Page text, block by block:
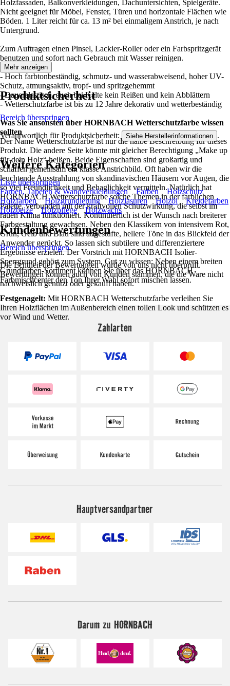
Holzfassaden, Balkonverkleidungen, Dachuntersichten, Spielgeräte.
Nicht geeignet für Möbel, Fenster, Türen und horizontale Flächen wie
Böden. 1 Liter reicht für ca. 13 m² bei einmaligem Anstrich, je nach
Untergrund.
Zum Auftragen einen Pinsel, Lackier-Roller oder ein Farbspritzgerät
benutzen und sofort nach Gebrauch mit Wasser reinigen.
- Hoch farbtonbeständig, schmutz- und wasserabweisend, hoher UV-
Schutz, atmungsaktiv, tropf- und spritzgehemmt
- Dauerelastisch, auch bei Kälte kein Reißen und kein Abblättern
- Wetterschutzfarbe ist bis zu 12 Jahre dekorativ und wetterbeständig
Was Sie ansonsten über HORNBACH Wetterschutzfarbe wissen
sollten
Der Name Wetterschutzfarbe ist nur die halbe Beschreibung für dieses
Produkt. Die andere Seite könnte mit gleicher Berechtigung „Make up
für dein Holz“ heißen. Beide Eigenschaften sind großartig und
schaffen gemeinsam ein klasse Anstrichbild. Oft haben wir die
leuchtende Ausstrahlung von skandinavischen Häusern vor Augen, die
so viel Freundlichkeit und Behaglichkeit vermitteln. Natürlich hat
HORNBACH Wetterschutzfarbe solche Themen in der farblichen
Palette, verbunden mit der kraftvollen Schutzwirkung, die selbst im
rauen Klima funktioniert. Kontinuierlich ist der Wunsch nach breiterer
Farbgestaltung gewachsen. Neben den Klassikern von intensivem Rot,
Grün, Gelb und Blau sind abgestufte, hellere Töne in das Blickfeld der
Anwender gerückt. So lassen sich subtilere und differenziertere
Ergebnisse erzielen. Der Vorstrich mit HORNBACH Isolier-
Sperrgrund gehört zum System. Gut zu wissen: Neben einem breiten
Grundfarben-Sortiment können Sie über das HORNBACH
Farbmischcenter den Ton Ihrer Wahl sofort mischen lassen.
Festgenagelt: Mit HORNBACH Wetterschutzfarbe verleihen Sie
Ihren Holzflächen im Außenbereich einen tollen Look und schützen es
vor Wind und Wetter.
Mehr anzeigen
Produktsicherheit
Bereich überspringen
Verantwortlich für Produktsicherheit: Siehe Herstellerinformationen .
Weitere Kategorien
Liste überspringen
Farben, Tapeten & Wandverkleidungen
Farben
Holzschutz
Holzfarben
Holzgrundierung Holzlasuren Holzöl
Kreidefarben
Holzbeize
Holzpflege Holzwachs
Kundenbewertungen
Bereich überspringen
Die Echtheit der Bewertungen wurde von uns nicht überprüft.
Bewertungen können auch von Kunden stammen, die die Ware nicht
nachweislich genutzt oder gekauft haben.
Zahlarten
Hauptversandpartner
Darum zu HORNBACH